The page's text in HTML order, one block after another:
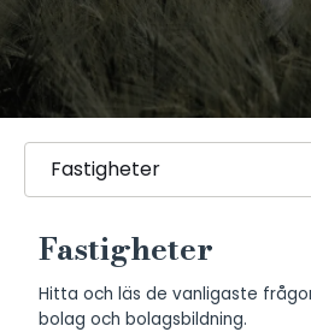
Fastigheter
Fastigheter
Hitta och läs de vanligaste
bolag och bolagsbildning.